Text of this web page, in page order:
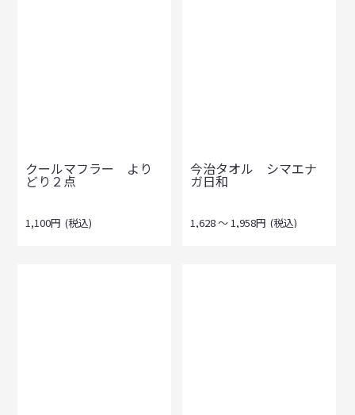
クールマフラー より
どり２点
1,100円 (税込)
今治タオル シマエナ
ガ日和
1,628～1,958円 (税込)